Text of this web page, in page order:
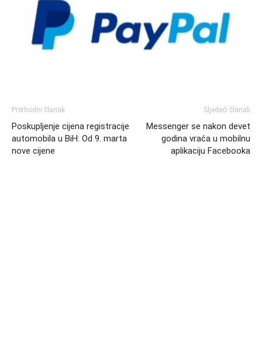
Prethodni članak
Poskupljenje cijena registracije
automobila u BiH: Od 9. marta
nove cijene
Sljedeći članak
Messenger se nakon devet
godina vraća u mobilnu
aplikaciju Facebooka